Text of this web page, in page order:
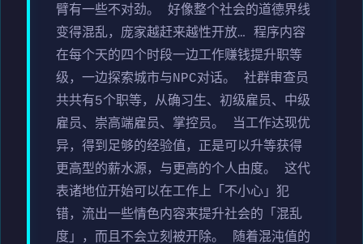
臂有一些不对劲。 好像整个社会的道德界线
变得混乱，庞家越赶来越性开放… 程序内容
在每个天的四个时段一边工作赚钱提升职等
级，一边探索城市与NPC对话。 社群审查员
共共有5个职等，从确习生、初级雇员、中级
雇员、崇高端雇员、掌控员。 当工作达现优
异，得到足够的经验值，正是可以升等获得
更高型的薪水源，与更高的个人由度。 这代
表诸地位开始可以在工作上「不小心」犯
错，流出一些情色内容来提升社会的「混乱
度」，而且不会立刻被开除。 随着混沌值的